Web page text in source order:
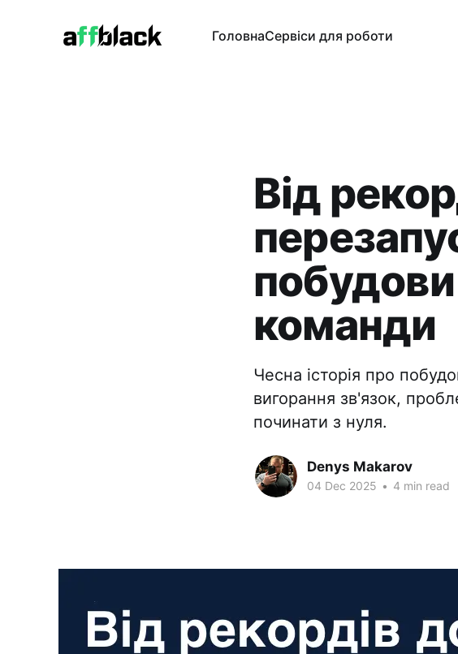
ГоловнаСервіси для роботи
Від
команди
Чесна історія про
вигорання зв'язок,
починати з нуля.
Denys Makarov
04 Dec 2025 • 4 min read